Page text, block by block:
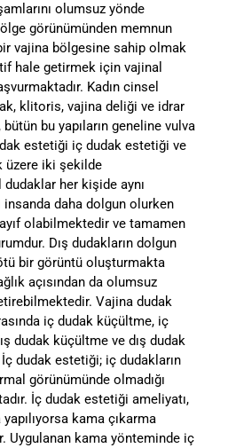
olumsuz yönde
görünümünden memnun
vajina bölgesine sahip olmak
hale getirmek için vajinal
Kadın cinsel
klitoris, vajina deliği ve idrar
bu yapıların geneline vulva
estetiği iç dudak estetiği ve
üzere iki şekilde
her kişide aynı
daha dolgun olurken
olabilmektedir ve tamamen
Dış dudakların dolgun
bir görüntü oluşturmakta
açısından da olumsuz
Vajina dudak
iç dudak küçültme, iç
dudak küçültme ve dış dudak
dudak estetiği; iç dudakların
görünümünde olmadığı
İç dudak estetiği ameliyatı,
kama çıkarma
Uygulanan kama yönteminde iç